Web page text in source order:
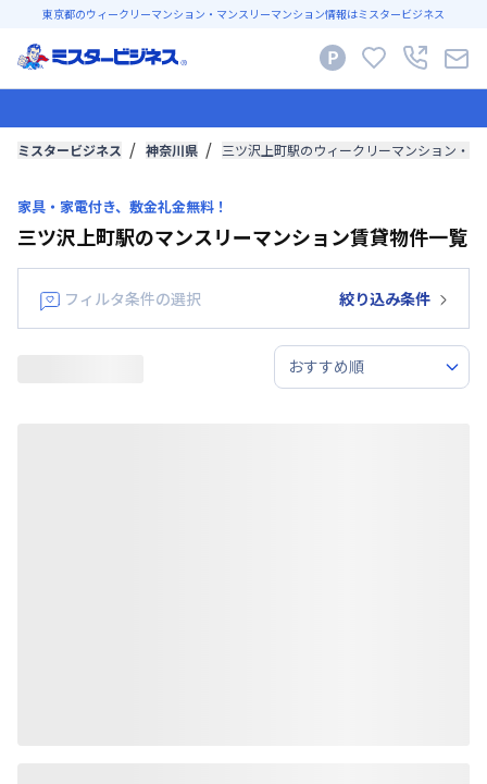
東京都のウィークリーマンション・マンスリーマンション情報はミスタービジネス
ミスタービジネス 神奈川県 三ツ沢上町駅のウィークリーマンション・
家具・家電付き、敷金礼金無料！
三ツ沢上町駅のマンスリーマンション賃貸物件一覧
フィルタ条件の選択 絞り込み条件